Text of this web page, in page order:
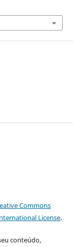
Commons
License.
conteúdo,